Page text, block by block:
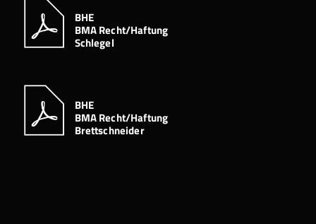
BHE
BMA Recht/Haftung
Schlegel
BHE
BMA Recht/Haftung
Brettschneider